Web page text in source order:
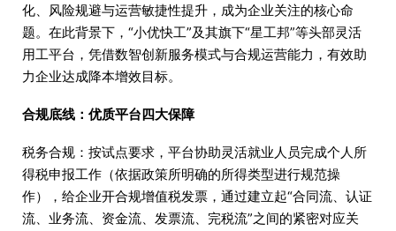
化、风险规避与运营敏捷性提升，成为企业关注的核心命
题。在此背景下，“小优快工”及其旗下“星工邦”等头部灵活
用工平台，凭借数智创新服务模式与合规运营能力，有效助
力企业达成降本增效目标。
合规底线：优质平台四大保障
税务合规：按试点要求，平台协助灵活就业人员完成个人所
得税申报工作（依据政策所明确的所得类型进行规范操
作），给企业开合规增值税发票，通过建立起“合同流、认证
流、业务流、资金流、发票流、完税流”之间的紧密对应关